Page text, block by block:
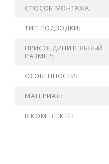
СПОСОБ МОНТАЖА:
ТИП ПОДВОДКИ:
ПРИСОЕДИНИТЕЛЬНЫЙ
РАЗМЕР:
ОСОБЕННОСТИ:
МАТЕРИАЛ:
В КОМПЛЕКТЕ: